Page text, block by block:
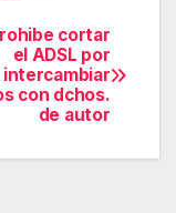
cortar
el ADSL por
intercambiar
con dchos.
de autor